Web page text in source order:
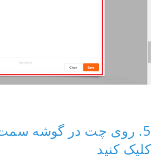
5. روی چت در گوشه
کلیک کنید